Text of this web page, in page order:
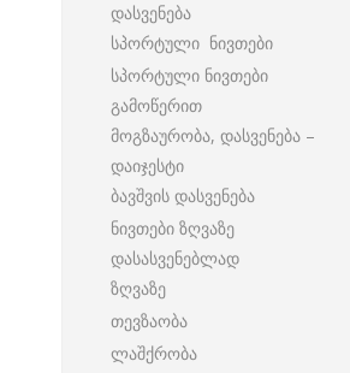
დასვენება
სპორტული ნივთები
სპორტული ნივთები
გამოწერით
მოგზაურობა, დასვენება –
დაიჯესტი
ბავშვის დასვენება
ნივთები ზღვაზე
დასასვენებლად
ზღვაზე
თევზაობა
ლაშქრობა